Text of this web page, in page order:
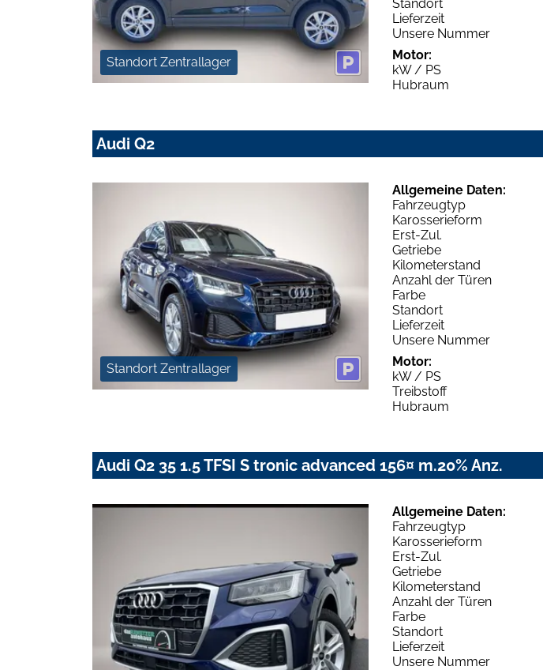
Standort Zentrallager
Standort
Lieferzeit
Unsere Nummer
Motor:
kW / PS
Hubraum
Audi Q2
Standort Zentrallager
Allgemeine Daten:
Fahrzeugtyp
Karosserieform
Erst-Zul.
Getriebe
Kilometerstand
Anzahl der Türen
Farbe
Standort
Lieferzeit
Unsere Nummer
Motor:
kW / PS
Treibstoff
Hubraum
Audi Q2 35 1.5 TFSI S tronic advanced 156¤ m.20% Anz.
Allgemeine Daten:
Fahrzeugtyp
Karosserieform
Erst-Zul.
Getriebe
Kilometerstand
Anzahl der Türen
Farbe
Standort
Lieferzeit
Unsere Nummer